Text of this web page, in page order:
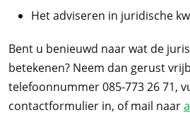
Het adviseren in juridische
Bent u benieuwd naar wat de
betekenen? Neem dan gerust
telefoonnummer 085-773 26 71,
contactformulier in, of mail naar